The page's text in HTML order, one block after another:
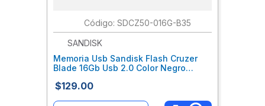
: SDCZ50-016G-B35
SANDISK
Memoria Usb Sandisk Flash Cruzer
Blade 16Gb Usb 2.0 Color Negro
$129.00